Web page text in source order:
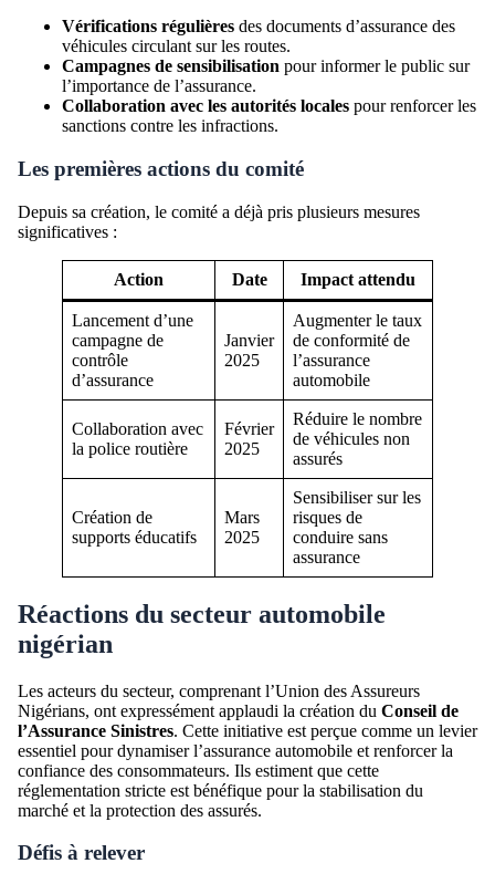
Vérifications régulières des documents d’assurance des
véhicules circulant sur les routes.
Campagnes de sensibilisation pour informer le public sur
l’importance de l’assurance.
Collaboration avec les autorités locales pour renforcer les
sanctions contre les infractions.
Les premières actions du comité
Depuis sa création, le comité a déjà pris plusieurs mesures
significatives :
Action Date Impact attendu
Lancement d’une
campagne de
contrôle
d’assurance
Janvier
2025
Augmenter le taux
de conformité de
l’assurance
automobile
Collaboration avec
la police routière
Février
2025
Réduire le nombre
de véhicules non
assurés
Création de
supports éducatifs
Mars
2025
Sensibiliser sur les
risques de
conduire sans
assurance
Réactions du secteur automobile
nigérian
Les acteurs du secteur, comprenant l’Union des Assureurs
Nigérians, ont expressément applaudi la création du Conseil de
l’Assurance Sinistres. Cette initiative est perçue comme un levier
essentiel pour dynamiser l’assurance automobile et renforcer la
confiance des consommateurs. Ils estiment que cette
réglementation stricte est bénéfique pour la stabilisation du
marché et la protection des assurés.
Défis à relever